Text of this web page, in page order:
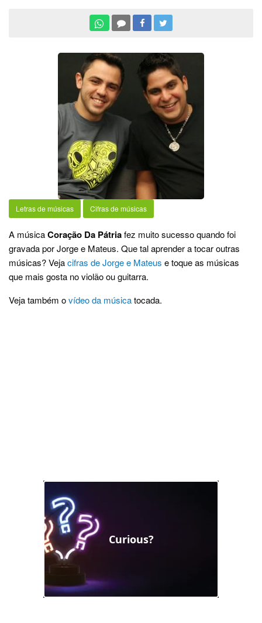
Letras de músicas Cifras de músicas
A músicaCoração Da Pátriafez muito sucesso quando foi
gravada por Jorge e Mateus. Que tal aprender a tocar outras
músicas? Vejacifras de Jorge e Mateus e toque as músicas
que mais gosta no violão ou guitarra.
Veja também ovídeo da músicatocada.